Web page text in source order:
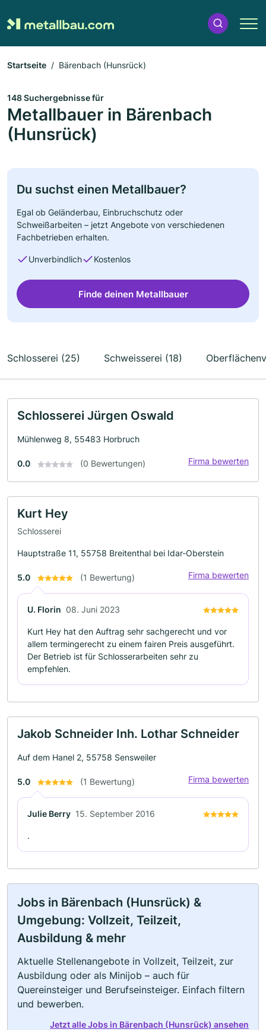
Startseite Bärenbach (Hunsrück)
148 Suchergebnisse für
Metallbauer in Bärenbach
(Hunsrück)
Du suchst einen Metallbauer?
Egal ob Geländerbau, Einbruchschutz oder
Schweißarbeiten – jetzt Angebote von verschiedenen
Fachbetrieben erhalten.
Unverbindlich Kostenlos
Finde deinen Metallbauer
Schlosserei (25) Schweisserei (18)
Schlosserei Jürgen Oswald
Mühlenweg 8, 55483 Horbruch
0.0 (0 Bewertungen) Firma bewerten
Kurt Hey
Schlosserei
Hauptstraße 11, 55758 Breitenthal bei Idar-Oberstein
5.0 (1 Bewertung) Firma bewerten
U. Florin 08. Juni 2023
Kurt Hey hat den Auftrag sehr sachgerecht und vor
allem termingerecht zu einem fairen Preis ausgeführt.
Der Betrieb ist für Schlosserarbeiten sehr zu
empfehlen.
Jakob Schneider Inh. Lothar Schneider
Auf dem Hanel 2, 55758 Sensweiler
5.0 (1 Bewertung) Firma bewerten
Julie Berry 15. September 2016
.
Jobs in Bärenbach (Hunsrück) &
Umgebung: Vollzeit, Teilzeit,
Ausbildung & mehr
Aktuelle Stellenangebote in Vollzeit, Teilzeit, zur
Ausbildung oder als Minijob – auch für
Quereinsteiger und Berufseinsteiger. Einfach filtern
und bewerben.
Jetzt alle Jobs in Bärenbach (Hunsrück) ansehen